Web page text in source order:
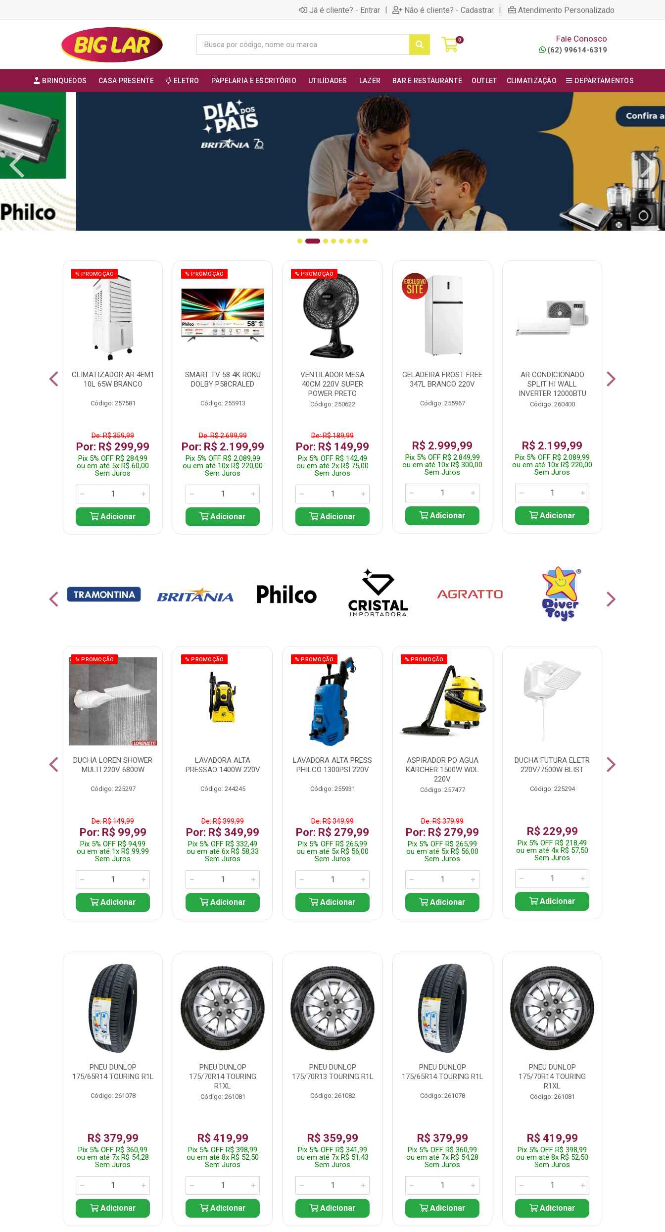
Já é cliente? - Entrar | Não é cliente? - Cadastrar | Atendimento Personalizado
0 Fale Conosco
(62) 99614-6319
BRINQUEDOS CASA PRESENTE ELETRO PAPELARIA E ESCRITÓRIO UTILIDADES LAZER BAR E RESTAURANTE OUTLET CLIMATIZAÇÃO DEPARTAMENTOS
% PROMOÇÃO
CLIMATIZADOR AR 4EM1
10L 65W BRANCO
Código: 257581
De: R$ 359,99
Por: R$ 299,99
Pix 5% OFF R$ 284,99
ou em até 5x R$ 60,00
Sem Juros
Adicionar
% PROMOÇÃO
SMART TV 58 4K ROKU
DOLBY P58CRALED
Código: 255913
De: R$ 2.699,99
Por: R$ 2.199,99
Pix 5% OFF R$ 2.089,99
ou em até 10x R$ 220,00
Sem Juros
Adicionar
% PROMOÇÃO
VENTILADOR MESA
40CM 220V SUPER
POWER PRETO
Código: 250622
De: R$ 189,99
Por: R$ 149,99
Pix 5% OFF R$ 142,49
ou em até 2x R$ 75,00
Sem Juros
Adicionar
GELADEIRA FROST FREE
347L BRANCO 220V
Código: 255967
R$ 2.999,99
Pix 5% OFF R$ 2.849,99
ou em até 10x R$ 300,00
Sem Juros
Adicionar
AR CONDICIONADO
SPLIT HI WALL
INVERTER 12000BTU
Código: 260400
R$ 2.199,99
Pix 5% OFF R$ 2.089,99
ou em até 10x R$ 220,00
Sem Juros
Adicionar
% PROMOÇÃO
DUCHA LOREN SHOWER
MULTI 220V 6800W
Código: 225297
De: R$ 149,99
Por: R$ 99,99
Pix 5% OFF R$ 94,99
ou em até 1x R$ 99,99
Sem Juros
Adicionar
% PROMOÇÃO
LAVADORA ALTA
PRESSAO 1400W 220V
Código: 244245
De: R$ 399,99
Por: R$ 349,99
Pix 5% OFF R$ 332,49
ou em até 6x R$ 58,33
Sem Juros
Adicionar
% PROMOÇÃO
LAVADORA ALTA PRESS
PHILCO 1300PSI 220V
Código: 255931
De: R$ 349,99
Por: R$ 279,99
Pix 5% OFF R$ 265,99
ou em até 5x R$ 56,00
Sem Juros
Adicionar
% PROMOÇÃO
ASPIRADOR PO AGUA
KARCHER 1500W WDL
220V
Código: 257477
De: R$ 379,99
Por: R$ 279,99
Pix 5% OFF R$ 265,99
ou em até 5x R$ 56,00
Sem Juros
Adicionar
DUCHA FUTURA ELETR
220V/7500W BLIST
Código: 225294
R$ 229,99
Pix 5% OFF R$ 218,49
ou em até 4x R$ 57,50
Sem Juros
Adicionar
PNEU DUNLOP
175/65R14 TOURING R1L
Código: 261078
R$ 379,99
Pix 5% OFF R$ 360,99
ou em até 7x R$ 54,28
Sem Juros
Adicionar
PNEU DUNLOP
175/70R14 TOURING
R1XL
Código: 261081
R$ 419,99
Pix 5% OFF R$ 398,99
ou em até 8x R$ 52,50
Sem Juros
Adicionar
PNEU DUNLOP
175/70R13 TOURING R1L
Código: 261082
R$ 359,99
Pix 5% OFF R$ 341,99
ou em até 7x R$ 51,43
Sem Juros
Adicionar
PNEU DUNLOP
175/65R14 TOURING R1L
Código: 261078
R$ 379,99
Pix 5% OFF R$ 360,99
ou em até 7x R$ 54,28
Sem Juros
Adicionar
PNEU DUNLOP
175/70R14 TOURING
R1XL
Código: 261081
R$ 419,99
Pix 5% OFF R$ 398,99
ou em até 8x R$ 52,50
Sem Juros
Adicionar